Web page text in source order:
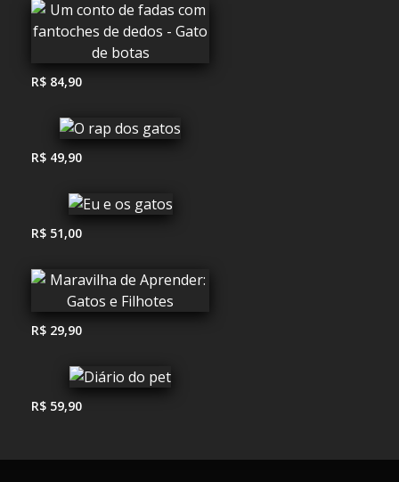
R$ 84,90
R$ 49,90
R$ 51,00
R$ 29,90
R$ 59,90